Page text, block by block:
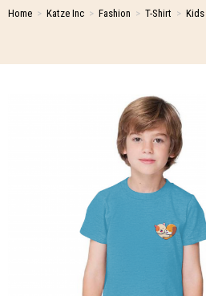
Home > Katze Inc > Fashion > T-Shirt > Kids